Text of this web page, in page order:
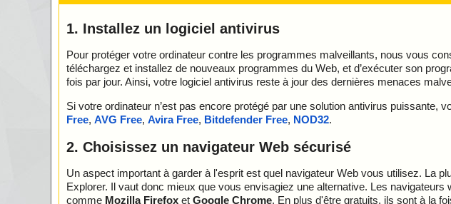
1. Installez un logiciel antivirus
Pour protéger votre ordinateur contre les programmes malveillants, nous vous
téléchargez et installez de nouveaux programmes du Web, et d’exécuter son
fois par jour. Ainsi, votre logiciel antivirus reste à jour des dernières menaces
Si votre ordinateur n’est pas encore protégé par une solution antivirus puissante,
Free, AVG Free, Avira Free, Bitdefender Free, NOD32.
2. Choisissez un navigateur Web sécurisé
Un aspect important à garder à l'esprit est quel navigateur Web vous utilisez. La
Explorer. Il vaut donc mieux que vous envisagiez une alternative. Les
comme Mozilla Firefox et Google Chrome. En plus d'être gratuits, ils sont à la